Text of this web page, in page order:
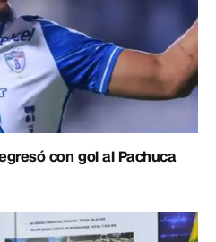
con gol al Pachuca